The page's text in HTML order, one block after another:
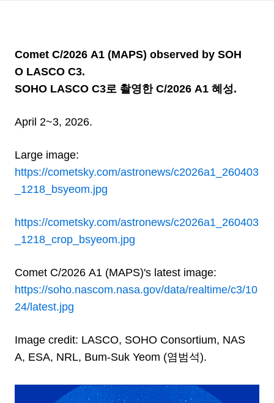
Comet C/2026 A1 (MAPS) observed by SOH
O LASCO C3.
SOHO LASCO C3로 촬영한 C/2026 A1 혜성.
April 2~3, 2026.
Large image:
https://cometsky.com/astronews/c2026a1_260403
_1218_bsyeom.jpg
https://cometsky.com/astronews/c2026a1_260403
_1218_crop_bsyeom.jpg
Comet C/2026 A1 (MAPS)'s latest image:
https://soho.nascom.nasa.gov/data/realtime/c3/10
24/latest.jpg
Image credit: LASCO, SOHO Consortium, NAS
A, ESA, NRL, Bum-Suk Yeom (염범석).